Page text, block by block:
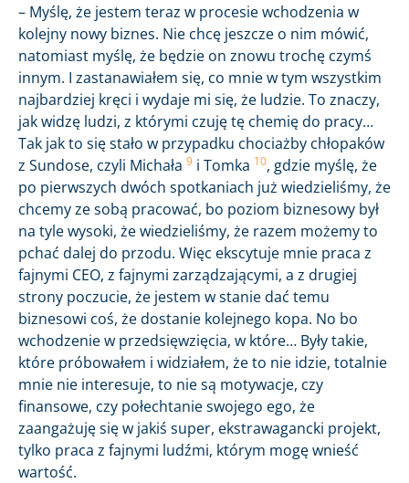
– Myślę, że jestem teraz w procesie wchodzenia w
kolejny nowy biznes. Nie chcę jeszcze o nim mówić,
natomiast myślę, że będzie on znowu trochę czymś
innym. I zastanawiałem się, co mnie w tym wszystkim
najbardziej kręci i wydaje mi się, że ludzie. To znaczy,
jak widzę ludzi, z którymi czuję tę chemię do pracy…
Tak jak to się stało w przypadku chociażby chłopaków
z Sundose, czyli Michała 9 i Tomka 10, gdzie myślę, że
po pierwszych dwóch spotkaniach już wiedzieliśmy, że
chcemy ze sobą pracować, bo poziom biznesowy był
na tyle wysoki, że wiedzieliśmy, że razem możemy to
pchać dalej do przodu. Więc ekscytuje mnie praca z
fajnymi CEO, z fajnymi zarządzającymi, a z drugiej
strony poczucie, że jestem w stanie dać temu
biznesowi coś, że dostanie kolejnego kopa. No bo
wchodzenie w przedsięwzięcia, w które… Były takie,
które próbowałem i widziałem, że to nie idzie, totalnie
mnie nie interesuje, to nie są motywacje, czy
finansowe, czy połechtanie swojego ego, że
zaangażuję się w jakiś super, ekstrawagancki projekt,
tylko praca z fajnymi ludźmi, którym mogę wnieść
wartość.